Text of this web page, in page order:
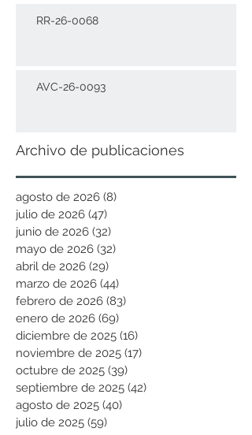
RR-26-0068
AVC-26-0093
Archivo de publicaciones
agosto de 2026 (8)
julio de 2026 (47)
junio de 2026 (32)
mayo de 2026 (32)
abril de 2026 (29)
marzo de 2026 (44)
febrero de 2026 (83)
enero de 2026 (69)
diciembre de 2025 (16)
noviembre de 2025 (17)
octubre de 2025 (39)
septiembre de 2025 (42)
agosto de 2025 (40)
julio de 2025 (59)